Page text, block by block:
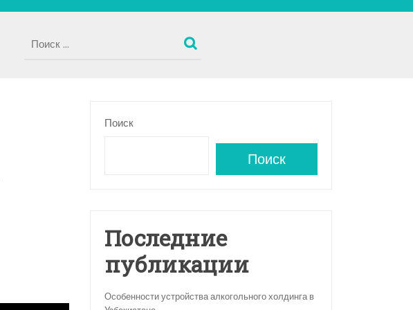
Поиск
Поиск
Последние
публикации
Особенности устройства алкогольного холдинга в